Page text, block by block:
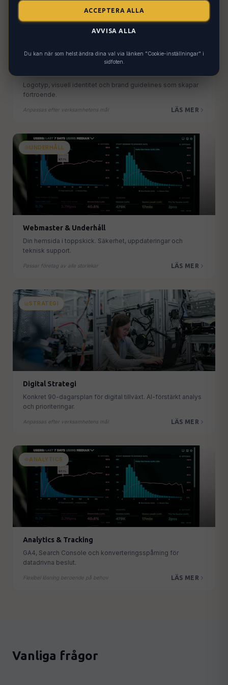
Logotyp, visuell identitet och brand guidelines som skapar
förtroende.
Anpassas efter verksamhetens mål LÄS MER
UNDERHÅLL
Webmaster & Underhåll
Din hemsida i toppskick. Säkerhet, uppdateringar och
teknisk support.
Passar företag av alla storlekar LÄS MER
STRATEGI
Digital Strategi
Konkret 90-dagarsplan för digital tillväxt. AI-förstärkt analys
och prioriteringar.
Anpassas efter verksamhetens mål LÄS MER
ANALYTICS
Analytics & Tracking
GA4, Search Console och konverteringsspårning för
datadrivna beslut.
Flexibel lösning beroende på behov LÄS MER
Vanliga frågor
ACCEPTERA ALLA
AVVISA ALLA
Du kan när som helst ändra dina val via länken "Cookie-inställningar" i
sidfoten.